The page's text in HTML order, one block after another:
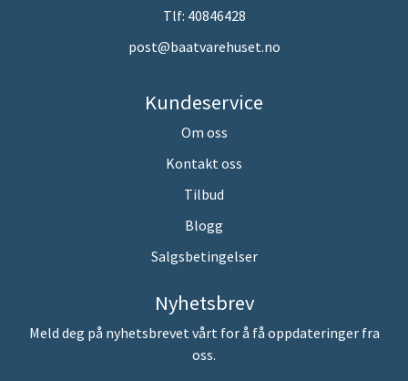
Tlf: 40846428
post@baatvarehuset.no
Kundeservice
Om oss
Kontakt oss
Tilbud
Blogg
Salgsbetingelser
Nyhetsbrev
Meld deg på nyhetsbrevet vårt for å få oppdateringer fra
oss.